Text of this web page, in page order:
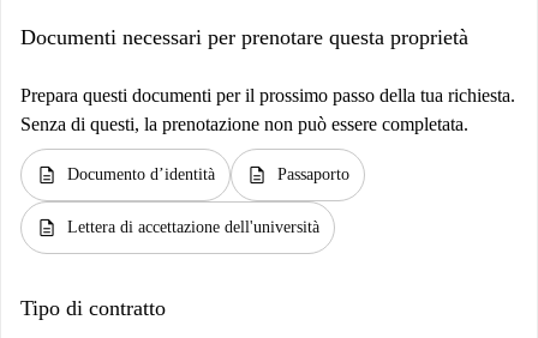
Documenti necessari per prenotare questa proprietà
Prepara questi documenti per il prossimo passo della tua richiesta.
Senza di questi, la prenotazione non può essere completata.
description Documento d’identità description Passaporto
description Lettera di accettazione dell'università
Tipo di contratto